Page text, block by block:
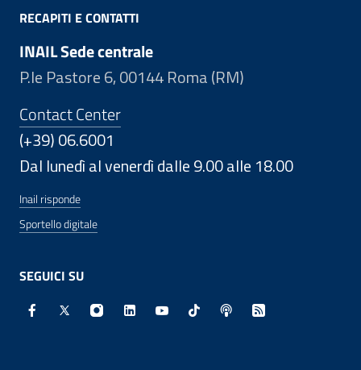
RECAPITI E CONTATTI
INAIL Sede centrale
P.le Pastore 6, 00144 Roma (RM)
Contact Center
(+39) 06.6001
Dal lunedì al venerdì dalle 9.00 alle 18.00
Inail risponde
Sportello digitale
SEGUICI SU
Facebook - Sito esterno - Apertura in nuova finestra
X - Sito esterno - Apertura in nuova finestra
Instagram - Sito esterno - Apertura in
Linkedin - Sito esterno - Apertura in
Youtube - Sito esterno -
TikTok - Sito esterno -
Spreaker - Sito
Feed RSS -